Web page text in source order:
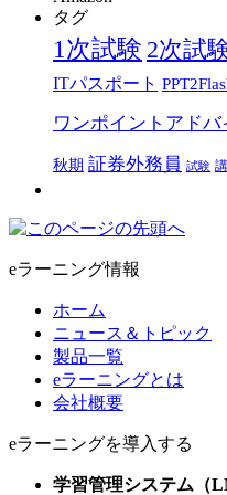
タグ
1次試験 2次試
ITパスポート
ワンポイントアドバ
秋期 証券外務員 試験
eラーニング情報
ホーム
ニュース＆トピック
製品一覧
eラーニングとは
会社概要
eラーニングを導入する
学習管理システム（